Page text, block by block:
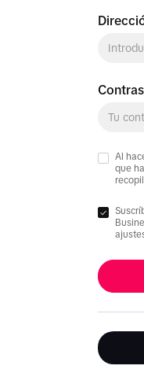
to discover new
them. Get your
maximize your
Al
que